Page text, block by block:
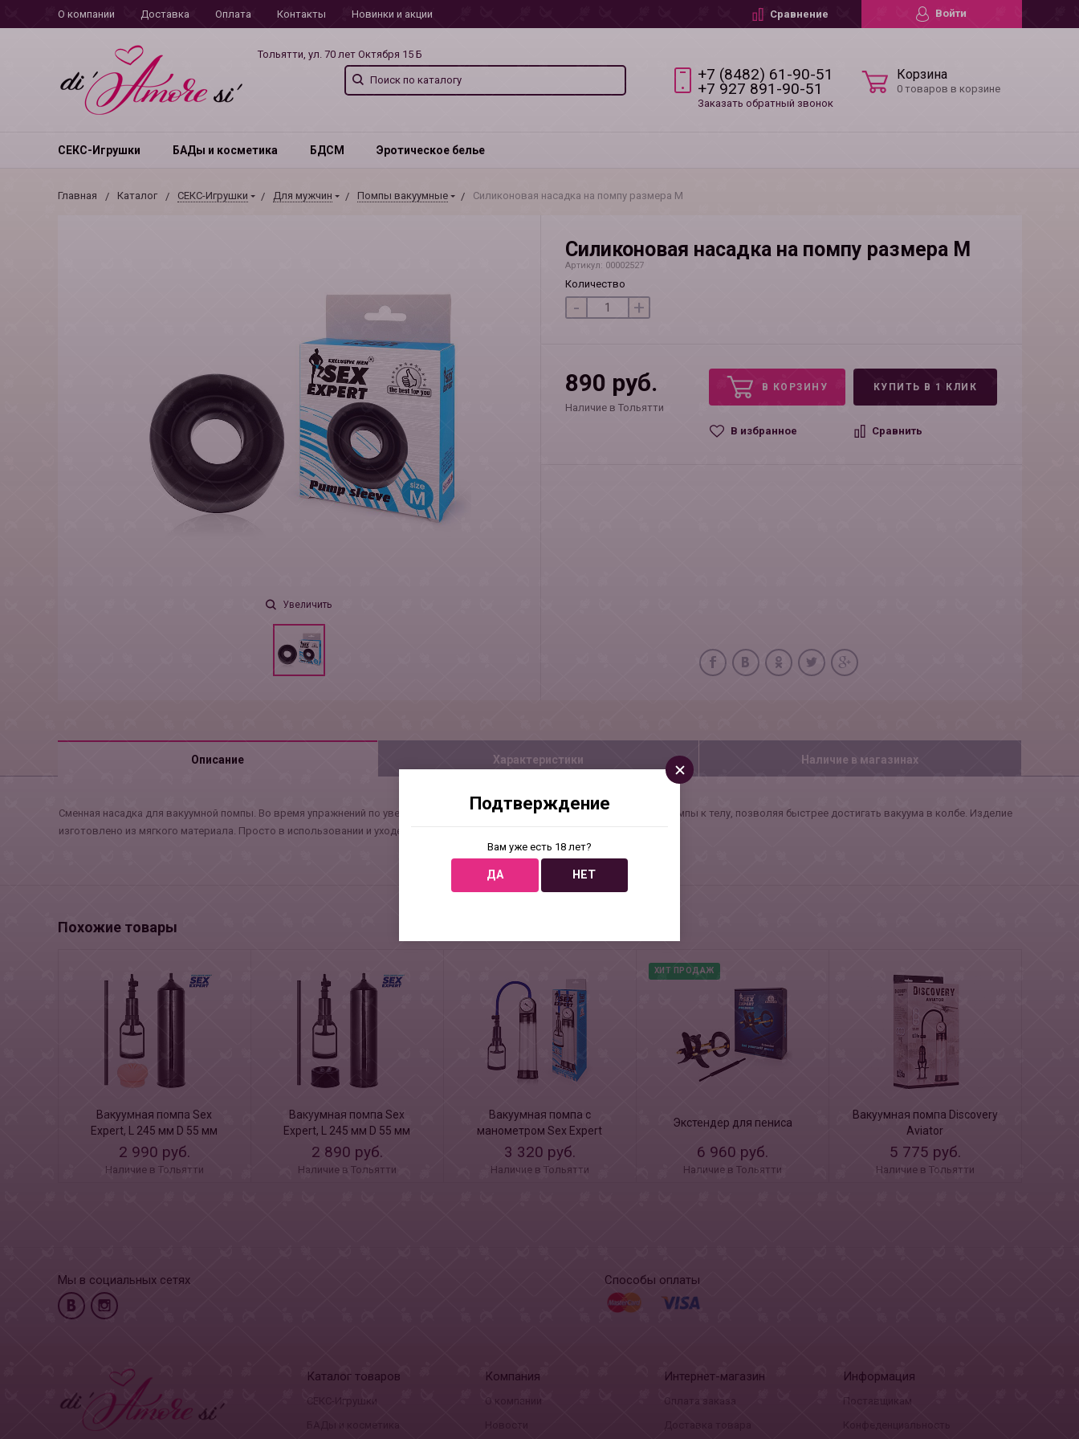
О компании Доставка Оплата Контакты Новинки и акции Сравнение Войти
Тольятти, ул. 70 лет Октября 15 Б
+7 (8482) 61-90-51
+7 927 891-90-51
Заказать обратный звонок
Корзина
0 товаров в корзине
СЕКС-Игрушки БАДы и косметика БДСМ Эротическое белье
Главная Каталог СЕКС-Игрушки Для мужчин Помпы вакуумные Силиконовая насадка на помпу размера M
Увеличить
Силиконовая насадка на помпу размера M
Артикул: 00002527
Количество
- +
890 руб.
Наличие в Тольятти
В КОРЗИНУ КУПИТЬ В 1 КЛИК
В избранное Сравнить
Описание Характеристики Наличие в магазинах
Сменная насадка для вакуумной помпы. Во время упражнений по увеличению пениса способствует плотному прилеганию помпы к телу, позволяя быстрее достигать вакуума в колбе. Изделие
изготовлено из мягкого материала. Просто в использовании и уходе.
Похожие товары
Вакуумная помпа Sex
Expert, L 245 мм D 55 мм
2 990 руб.
Наличие в Тольятти
Вакуумная помпа Sex
Expert, L 245 мм D 55 мм
2 890 руб.
Наличие в Тольятти
Вакуумная помпа с
манометром Sex Expert
3 320 руб.
Наличие в Тольятти
ХИТ ПРОДАЖ
Экстендер для пениса
6 960 руб.
Наличие в Тольятти
Вакуумная помпа Discovery
Aviator
5 775 руб.
Наличие в Тольятти
Мы в социальных сетях Способы оплаты
Каталог товаров
СЕКС-Игрушки
БАДы и косметика
Компания
О компании
Новости
Интернет-магазин
Оплата заказа
Доставка товара
Информация
Поставщикам
Конфеденциальность
Подтверждение
Вам уже есть 18 лет?
ДА НЕТ